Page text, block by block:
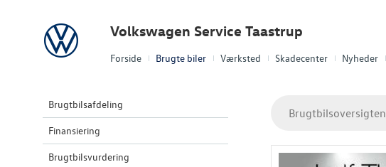
Forside Brugte biler Værksted Skadecenter Nyheder
Volkswagen Volkswagen Service Taastrup
Brugtbilsafdeling
Finansiering
Brugtbilsvurdering
Brugtbilsoversigten